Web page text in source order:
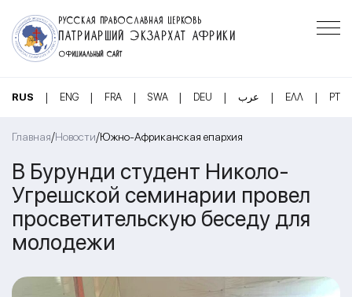
РУССКАЯ ПРАВОСЛАВНАЯ ЦЕРКОВЬ
ПАТРИАРШИЙ ЭКЗАРХАТ АФРИКИ
ОФИЦИАЛЬНЫЙ САЙТ
RUS | ENG | FRA | SWA | DEU | عرب | ΕΛΛ | PT
Главная/Новости/Южно-Африканская епархия
В Бурунди студент Николо-
Угрешской семинарии провел
просветительскую беседу для
молодежи